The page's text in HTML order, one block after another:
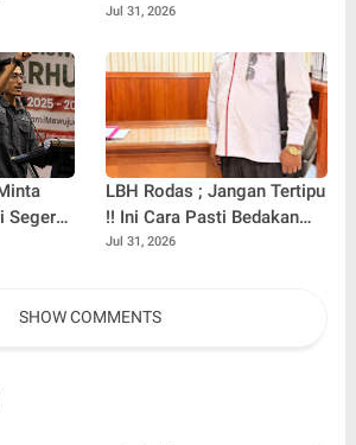
Segera Buka Penyaluran
Jul 31, 2026
Segera
LBH Rodas ; Jangan Tertipu
!! Ini Cara Pasti Bedakan
F.SPTI Asli Dan F.SPTI Yang
Jul 31, 2026
SHOW COMMENTS